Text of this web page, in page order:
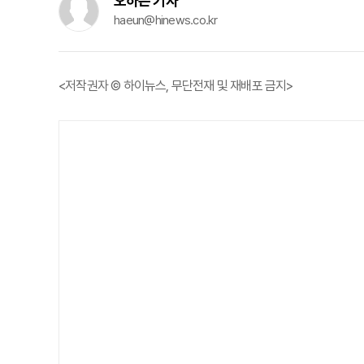
haeun@hinews.co.kr
<저작권자 © 하이뉴스, 무단전재 및 재배포 금지>